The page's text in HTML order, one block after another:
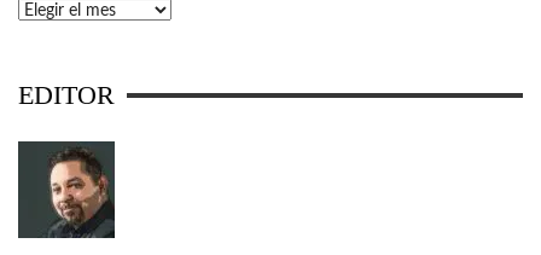
Archivos
EDITOR